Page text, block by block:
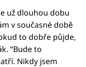
už dlouhou dobu
v současné době
to dobře půjde,
“Bude to
Nikdy jsem